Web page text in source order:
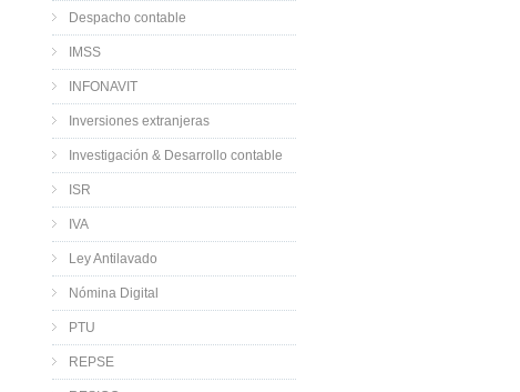
Despacho contable
IMSS
INFONAVIT
Inversiones extranjeras
Investigación & Desarrollo contable
ISR
IVA
Ley Antilavado
Nómina Digital
PTU
REPSE